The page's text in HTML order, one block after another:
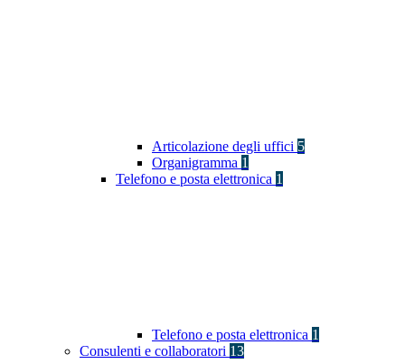
Articolazione degli uffici 5
Organigramma 1
Telefono e posta elettronica 1
Telefono e posta elettronica 1
Consulenti e collaboratori 13